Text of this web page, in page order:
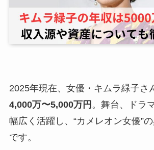
2025年現在、女優・キムラ緑子さ
4,000万〜5,000万円 。舞台、ドラ
幅広く活躍し、“カメレオン女優”
です。